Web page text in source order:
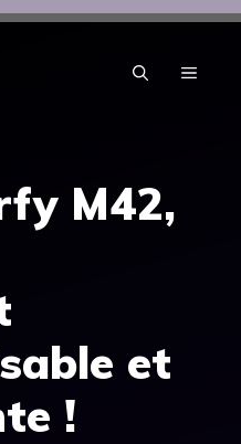
MENU
M42,
et
!